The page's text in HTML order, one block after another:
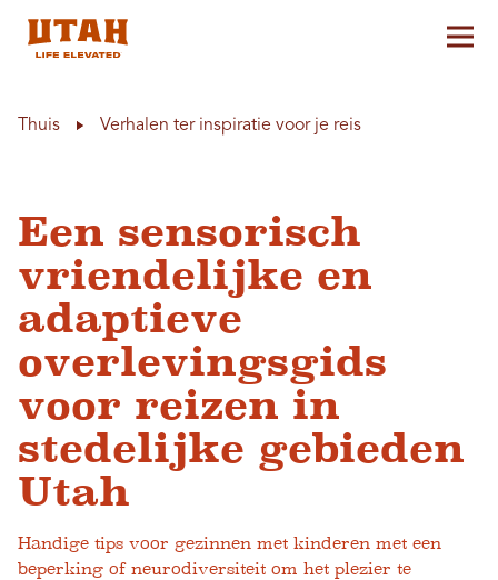
Thuis Verhalen ter inspiratie voor je reis
Een sensorisch
vriendelijke en
adaptieve
overlevingsgids
voor reizen in
stedelijke gebieden
Utah
Handige tips voor gezinnen met kinderen met een
beperking of neurodiversiteit om het plezier te